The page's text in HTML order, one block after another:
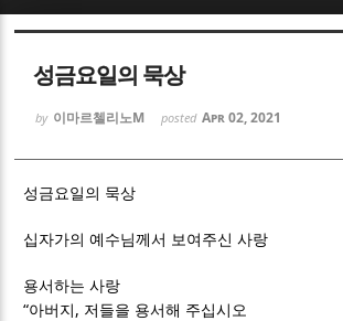
성금요일의 묵상
by 이마르첼리노M posted Apr 02, 2021
성금요일의 묵상
십자가의 예수님께서 보여주신 사랑
용서하는 사랑
“아버지 , 저들을 용서해 주십시오
Sketchbook5, 스케치북5
Sketchbook5, 스케치북5
Sketchbook5, 스케치북5
Sketchbook5, 스케치북5